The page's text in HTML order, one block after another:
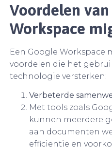
Voordelen
Workspace
Een Google Workspace
voordelen die het
technologie versterken:
Verbeterde
Met tools zoals
kunnen meerdere
aan documenten
efficiëntie en